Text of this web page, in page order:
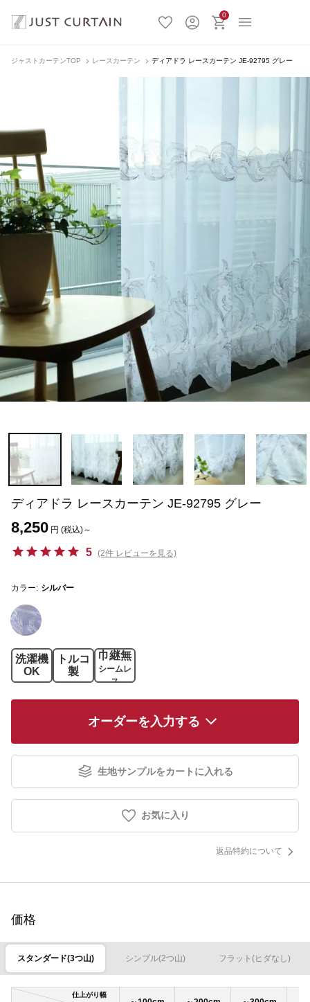
0
ジャストカーテンTOP レースカーテン ディアドラ レースカーテン JE-92795 グレー
ディアドラ レースカーテン JE-92795 グレー
8,250 円 (税込)～
5 (2件 レビューを見る)
カラー: シルバー
洗濯機
OK
トルコ
製
巾継無
シームレ
ス
オーダーを入力する
生地サンプルをカートに入れる
お気に入り
返品特約について
価格
スタンダード(3つ山) シンプル(2つ山) フラット(ヒダなし)
仕上がり幅